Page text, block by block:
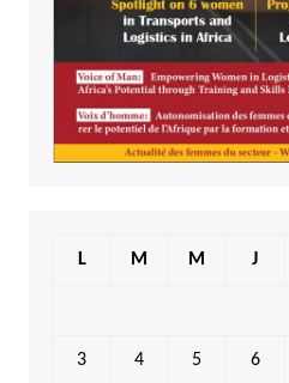
L M M J
3 4 5 6